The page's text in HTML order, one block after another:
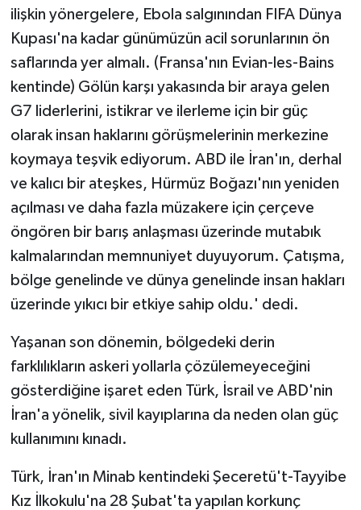
ilişkin yönergelere, Ebola salgınından FIFA Dünya
Kupası'na kadar günümüzün acil sorunlarının ön
saflarında yer almalı. (Fransa'nın Evian-les-Bains
kentinde) Gölün karşı yakasında bir araya gelen
G7 liderlerini, istikrar ve ilerleme için bir güç
olarak insan haklarını görüşmelerinin merkezine
koymaya teşvik ediyorum. ABD ile İran'ın, derhal
ve kalıcı bir ateşkes, Hürmüz Boğazı'nın yeniden
açılması ve daha fazla müzakere için çerçeve
öngören bir barış anlaşması üzerinde mutabık
kalmalarından memnuniyet duyuyorum. Çatışma,
bölge genelinde ve dünya genelinde insan hakları
üzerinde yıkıcı bir etkiye sahip oldu.' dedi.
Yaşanan son dönemin, bölgedeki derin
farklılıkların askeri yollarla çözülemeyeceğini
gösterdiğine işaret eden Türk, İsrail ve ABD'nin
İran'a yönelik, sivil kayıplarına da neden olan güç
kullanımını kınadı.
Türk, İran'ın Minab kentindeki Şeceretü't-Tayyibe
Kız İlkokulu'na 28 Şubat'ta yapılan korkunç